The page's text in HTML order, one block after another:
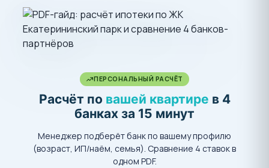
ПЕРСОНАЛЬНЫЙ РАСЧЁТ
Расчёт по вашей квартире в 4
банках за 15 минут
Менеджер подберёт банк по вашему профилю
(возраст, ИП/наём, семья). Сравнение 4 ставок в
одном PDF.